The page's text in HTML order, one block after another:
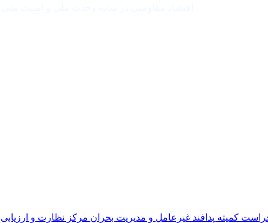
کمیته پدافند غیرعامل و مدیریت بحران مرکز نظارت و ارزیابی